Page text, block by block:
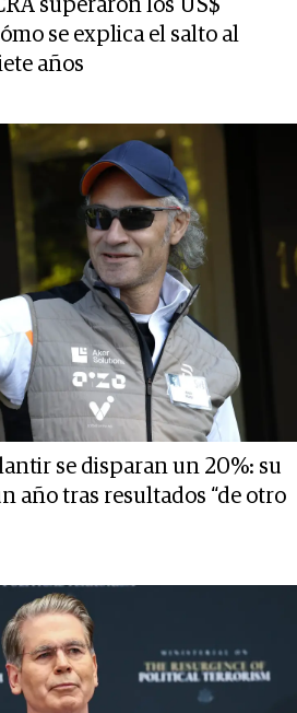
superaron los US$
se explica el salto al
años
se disparan un 20%: su
año tras resultados “de otro